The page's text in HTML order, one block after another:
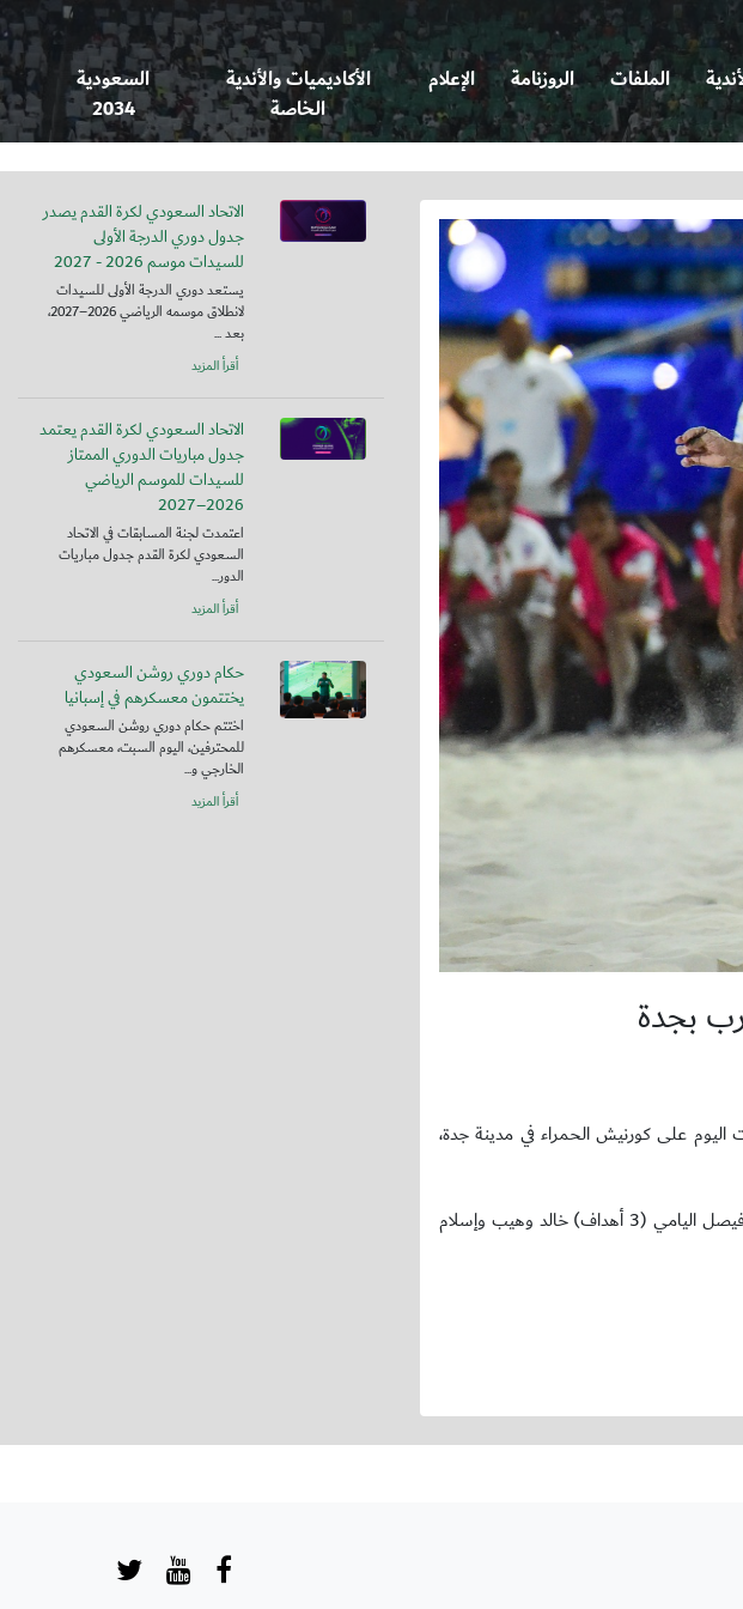
الملفات الروزنامة الإعلام
الأكاديميات والأندية
الخاصة
السعودية
2034
بجدة
اليوم على كورنيش الحمراء في مدينة جدة،
وتمكن اخضر الشاطئية من فرض سيطرته منذ بداية المباراة، وأثمر ذلك عن تسجيل 7 أهداف سجلت عن طريق كل من فيصل اليامي (3 أهداف) خالد وهيب وإسلام
الاتحاد السعودي لكرة القدم يصدر
جدول دوري الدرجة الأولى
للسيدات موسم 2026 - 2027
يستعد دوري الدرجة الأولى للسيدات
لانطلاق موسمه الرياضي 2026–2027،
بعد ...
أقرأ المزيد
الاتحاد السعودي لكرة القدم يعتمد
جدول مباريات الدوري الممتاز
للسيدات للموسم الرياضي
2026–2027
اعتمدت لجنة المسابقات في الاتحاد
السعودي لكرة القدم جدول مباريات
الدور...
أقرأ المزيد
حكام دوري روشن السعودي
يختتمون معسكرهم في إسبانيا
اختتم حكام دوري روشن السعودي
للمحترفين، اليوم السبت، معسكرهم
الخارجي و...
أقرأ المزيد